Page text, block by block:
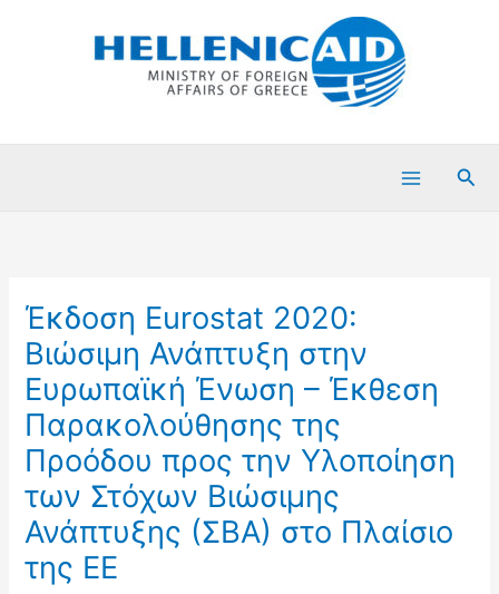
Έκδοση Eurostat 2020:
Βιώσιμη Ανάπτυξη στην
Ευρωπαϊκή Ένωση – Έκθεση
Παρακολούθησης της
Προόδου προς την Υλοποίηση
των Στόχων Βιώσιμης
Ανάπτυξης (ΣΒΑ) στο Πλαίσιο
της ΕΕ